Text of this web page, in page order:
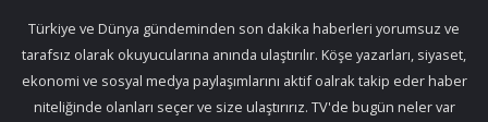
Türkiye ve Dünya gündeminden son dakika haberleri yorumsuz ve
tarafsız olarak okuyucularına anında ulaştırılır. Köşe yazarları, siyaset,
ekonomi ve sosyal medya paylaşımlarını aktif oalrak takip eder haber
niteliğinde olanları seçer ve size ulaştırırız. TV'de bugün neler var